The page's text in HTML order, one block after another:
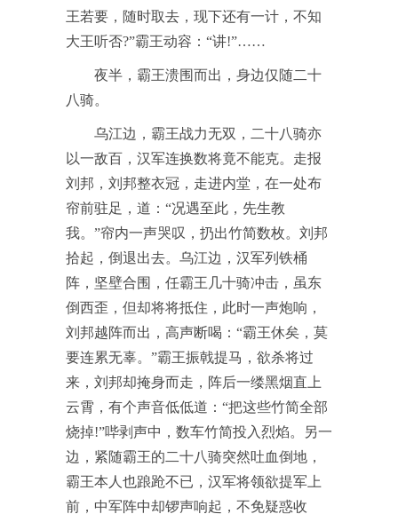
王若要，随时取去，现下还有一计，不知
大王听否?”霸王动容：“讲!”……
夜半，霸王溃围而出，身边仅随二十
八骑。
乌江边，霸王战力无双，二十八骑亦
以一敌百，汉军连换数将竟不能克。走报
刘邦，刘邦整衣冠，走进内堂，在一处布
帘前驻足，道：“况遇至此，先生教
我。”帘内一声哭叹，扔出竹简数枚。刘邦
拾起，倒退出去。乌江边，汉军列铁桶
阵，坚壁合围，任霸王几十骑冲击，虽东
倒西歪，但却将将抵住，此时一声炮响，
刘邦越阵而出，高声断喝：“霸王休矣，莫
要连累无辜。”霸王振戟提马，欲杀将过
来，刘邦却掩身而走，阵后一缕黑烟直上
云霄，有个声音低低道：“把这些竹简全部
烧掉!”哔剥声中，数车竹简投入烈焰。另一
边，紧随霸王的二十八骑突然吐血倒地，
霸王本人也踉跄不已，汉军将领欲提军上
前，中军阵中却锣声响起，不免疑惑收